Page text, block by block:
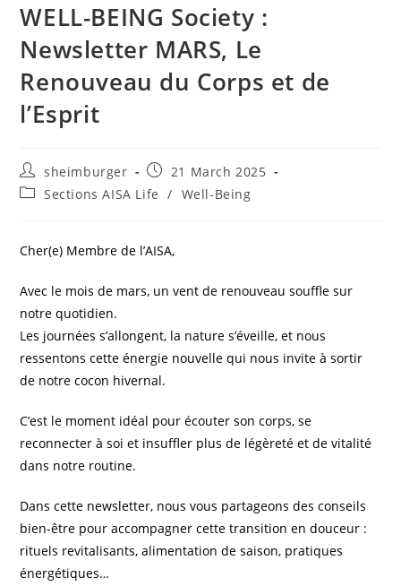
WELL-BEING Society :
Newsletter MARS, Le
Renouveau du Corps et de
l’Esprit
sheimburger
21 March 2025
Sections AISA Life
/ Well-Being
Cher(e) Membre de l’AISA,
Avec le mois de mars, un vent de renouveau souffle sur
notre quotidien.
Les journées s’allongent, la nature s’éveille, et nous
ressentons cette énergie nouvelle qui nous invite à sortir
de notre cocon hivernal.
C’est le moment idéal pour écouter son corps, se
reconnecter à soi et insuffler plus de légèreté et de vitalité
dans notre routine.
Dans cette newsletter, nous vous partageons des conseils
bien-être pour accompagner cette transition en douceur :
rituels revitalisants, alimentation de saison, pratiques
énergétiques…